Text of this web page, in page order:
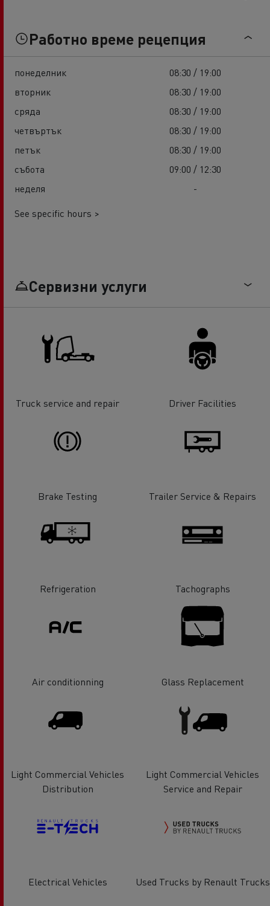
Работно време рецепция
понеделник
08:30 / 19:00
вторник
08:30 / 19:00
сряда
08:30 / 19:00
четвъртък
08:30 / 19:00
петък
08:30 / 19:00
събота
09:00 / 12:30
неделя
-
See specific hours >
Сервизни услуги
Truck service and repair Driver Facilities
Brake Testing Trailer Service & Repairs
Refrigeration Tachographs
Air conditionning Glass Replacement
Light Commercial Vehicles
Distribution
Light Commercial Vehicles
Service and Repair
Electrical Vehicles Used Trucks by Renault Trucks